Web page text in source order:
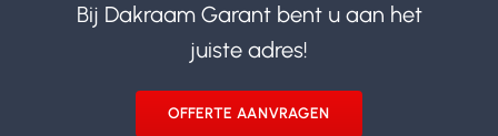
Bij Dakraam Garant bent u aan het
juiste adres!
OFFERTE AANVRAGEN